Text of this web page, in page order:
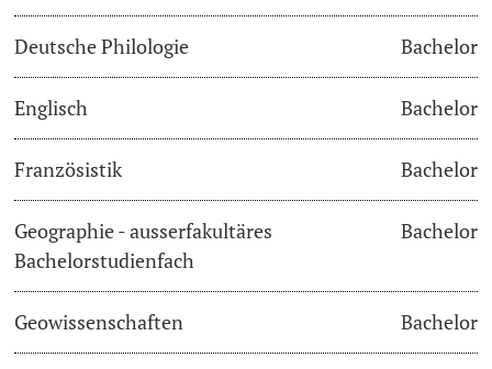
Mobility
Course Auditors
Student Life
Campus Stories
Advice & Support
Deutsche Philologie Bachelor
Englisch Bachelor
Französistik Bachelor
Geographie - ausserfakultäres
Bachelorstudienfach
Bachelor
Geowissenschaften Bachelor